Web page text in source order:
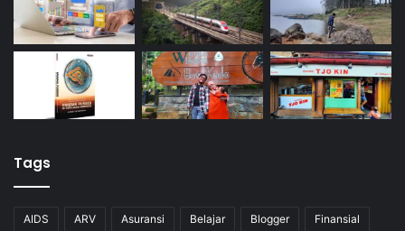
Tags
AIDS ARV Asuransi Belajar Blogger Finansial